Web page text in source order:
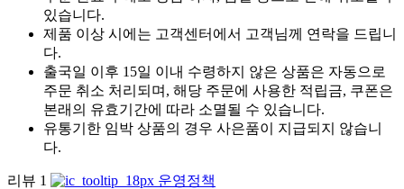
있습니다.
제품 이상 시에는 고객센터에서 고객님께 연락을 드립니
다.
출국일 이후 15일 이내 수령하지 않은 상품은 자동으로
주문 취소 처리되며, 해당 주문에 사용한 적립금, 쿠폰은
본래의 유효기간에 따라 소멸될 수 있습니다.
유통기한 임박 상품의 경우 사은품이 지급되지 않습니
다.
리뷰 1 운영정책